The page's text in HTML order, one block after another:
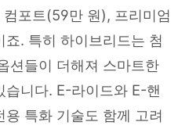
포트(59만 원), 프리미엄
. 특히 하이브리드는 첨
션들이 더해져 스마트한
습니다. E-라이드와 E-핸
특화 기술도 함께 고려